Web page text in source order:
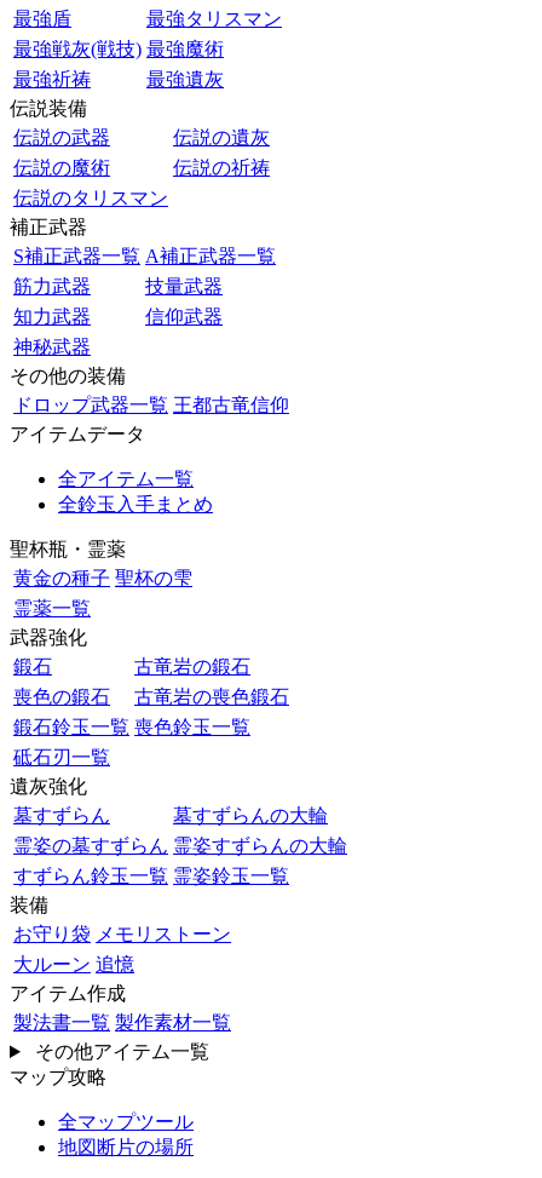
最強盾
最強タリスマン
最強戦灰(戦技) 最強魔術
最強祈祷
最強遺灰
伝説装備
伝説の武器
伝説の遺灰
伝説の魔術
伝説の祈祷
伝説のタリスマン
補正武器
S補正武器一覧 A補正武器一覧
筋力武器
技量武器
知力武器
信仰武器
神秘武器
その他の装備
ドロップ武器一覧 王都古竜信仰
アイテムデータ
全アイテム一覧
全鈴玉入手まとめ
聖杯瓶・霊薬
黄金の種子 聖杯の雫
霊薬一覧
武器強化
鍛石
古竜岩の鍛石
喪色の鍛石
古竜岩の喪色鍛石
鍛石鈴玉一覧 喪色鈴玉一覧
砥石刃一覧
遺灰強化
墓すずらん
墓すずらんの大輪
霊姿の墓すずらん 霊姿すずらんの大輪
すずらん鈴玉一覧 霊姿鈴玉一覧
装備
お守り袋 メモリストーン
大ルーン 追憶
アイテム作成
製法書一覧 製作素材一覧
その他アイテム一覧
マップ攻略
全マップツール
地図断片の場所